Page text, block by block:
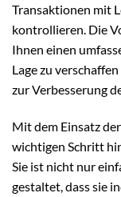
Transaktionen mit
kontrollieren. Die
Ihnen einen
Lage zu
zur Verbesserung
Mit dem Einsatz
wichtigen Schritt
Sie ist nicht nur
gestaltet, dass sie